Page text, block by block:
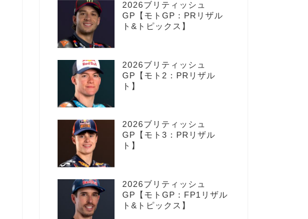
2026ブリティッシュ
GP【モトGP：PRリザル
ト&トピックス】
2026ブリティッシュ
GP【モト2：PRリザル
ト】
2026ブリティッシュ
GP【モト3：PRリザル
ト】
2026ブリティッシュ
GP【モトGP：FP1リザル
ト&トピックス】